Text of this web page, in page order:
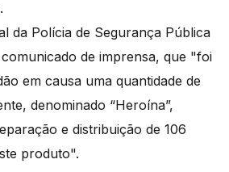
da Polícia de Segurança Pública
de imprensa, que "foi
em causa uma quantidade de
denominado “Heroína”,
e distribuição de 106
produto".